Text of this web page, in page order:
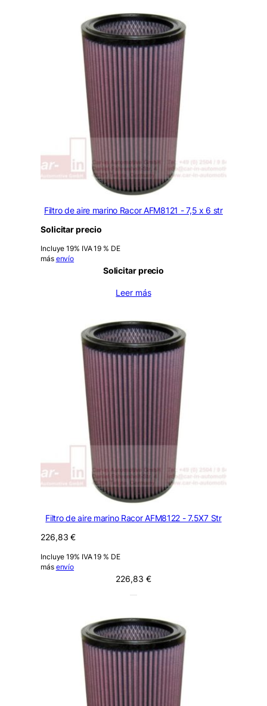
Filtro de aire marino Racor AFM8121 - 7,5 x 6 str
Solicitar precio
Incluye 19% IVA 19 % DE
más envío
Solicitar precio
Leer más
Filtro de aire marino Racor AFM8122 - 7.5X7 Str
226,83€
Incluye 19% IVA 19 % DE
más envío
226,83 €